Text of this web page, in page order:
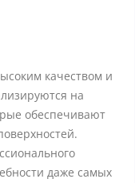
качеством и
на
обеспечивают
даже самых